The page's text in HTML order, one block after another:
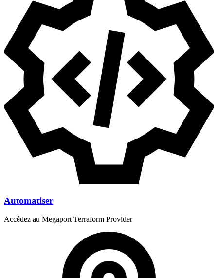
Automatiser
Accédez au Megaport Terraform Provider